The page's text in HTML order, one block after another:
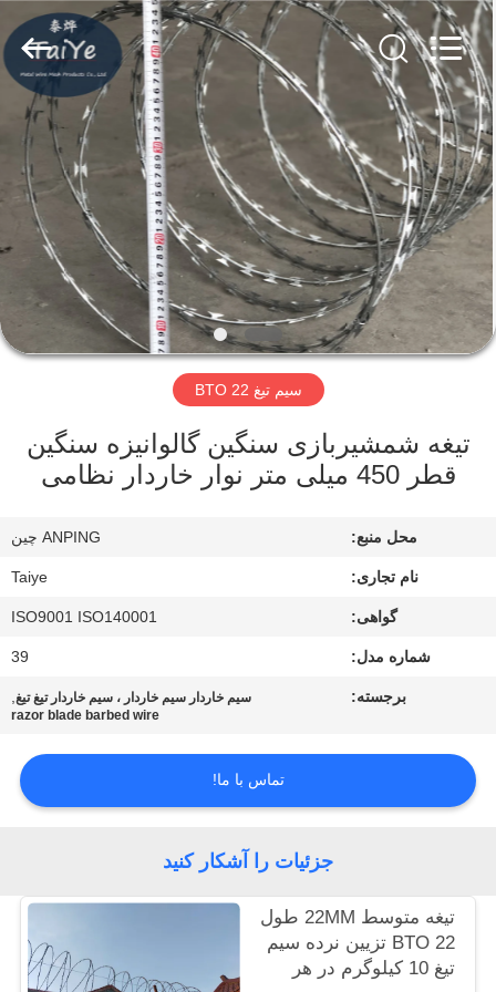
صفحه
اصلی
محصولات
درباره
ما
کارخانه
کیفیت
اخبار
نقل
قول
Taiye
Metal
Wire
Mesh
Products
Co.,Ltd.
All
Rights
Reserved.
سیم تیغ BTO 22
تیغه شمشیربازی سنگین گالوانیزه سنگین
قطر 450 میلی متر نوار خاردار نظامی
محل منبع: ANPING چین
نام تجاری: Taiye
گواهی: ISO9001 ISO140001
شماره مدل: 39
برجسته: سیم خاردار سیم خاردار ، سیم خاردار تیغ تیغ,
razor blade barbed wire
تماس با ما!
جزئیات را آشکار کنید
تیغه متوسط ​​22MM طول
BTO 22 تزیین نرده سیم
تیغ 10 کیلوگرم در هر